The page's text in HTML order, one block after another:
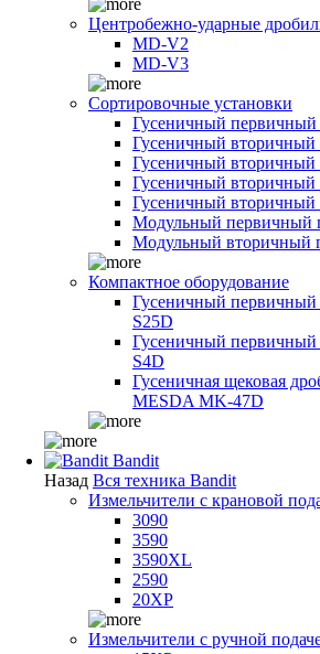
Центробежно-ударные
MD-V2
MD-V3
Сортировочные установки
Гусеничный первичный
Гусеничный вторичный
Гусеничный вторичный
Гусеничный вторичный
Гусеничный вторичный
Модульный первичный
Модульный вторичный
Компактное оборудование
Гусеничный
S25D
Гусеничный
S4D
Гусеничная щековая
MESDA MK-47D
Bandit
Назад Вся техника Bandit
Измельчители с крановой
3090
3590
3590XL
2590
20XP
Измельчители с ручной